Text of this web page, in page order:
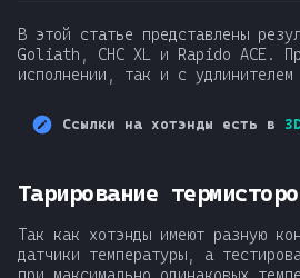
т
а
В этой статье представлены
Goliath, CHC XL и Rapido ACE.
исполнении, так и с
Ссылки на хотэнды есть в
Тарирование
Так как хотэнды имеют разную
датчики температуры, а